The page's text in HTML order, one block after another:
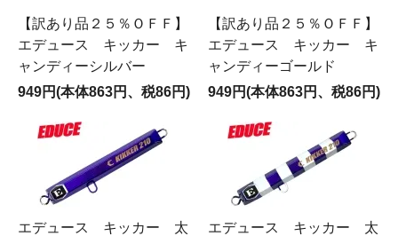
【訳あり品２５％ＯＦＦ】
エデュース キッカー キ
ャンディーシルバー
949円(本体863円、税86円)
【訳あり品２５％ＯＦＦ】
エデュース キッカー キ
ャンディーゴールド
949円(本体863円、税86円)
エデュース キッカー 太
エデュース キッカー 太